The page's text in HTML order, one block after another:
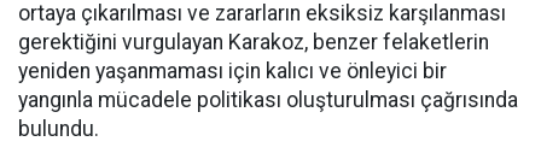
ortaya çıkarılması ve zararların eksiksiz karşılanması
gerektiğini vurgulayan Karakoz, benzer felaketlerin
yeniden yaşanmaması için kalıcı ve önleyici bir
yangınla mücadele politikası oluşturulması çağrısında
bulundu.